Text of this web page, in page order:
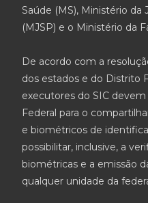
Saúde (MS), Ministério da
(MJSP) e o Ministério da
De acordo com a
dos estados e do Distrito
executores do SIC
Federal para o
e biométricos de
possibilitar, inclusive, a
biométricas e a emissão
qualquer unidade da